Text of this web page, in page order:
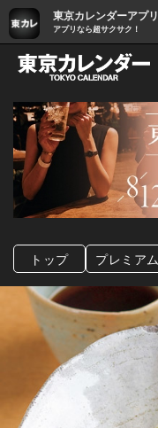
東京カレンダーアプリ
アプリなら超サクサク！
トップ プレミアム